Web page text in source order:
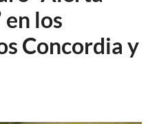
los
Concordia y